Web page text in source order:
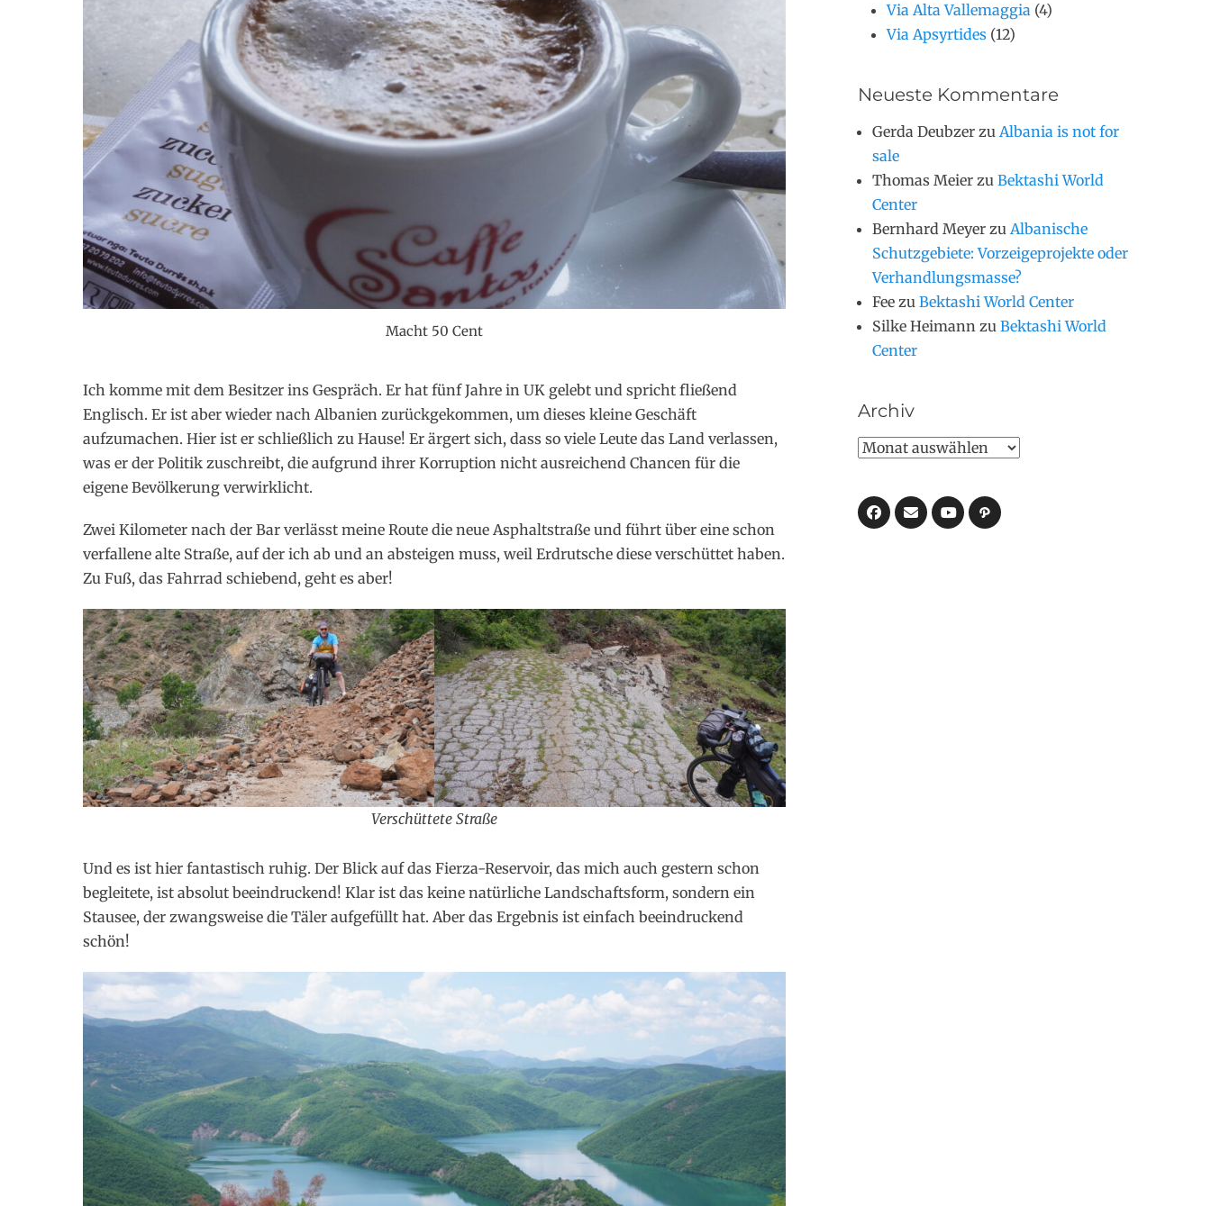
Macht 50 Cent
Ich komme mit dem Besitzer ins Gespräch. Er hat fünf Jahre in UK gelebt und spricht fließend
Englisch. Er ist aber wieder nach Albanien zurückgekommen, um dieses kleine Geschäft
aufzumachen. Hier ist er schließlich zu Hause! Er ärgert sich, dass so viele Leute das Land verlassen,
was er der Politik zuschreibt, die aufgrund ihrer Korruption nicht ausreichend Chancen für die
eigene Bevölkerung verwirklicht.
Zwei Kilometer nach der Bar verlässt meine Route die neue Asphaltstraße und führt über eine schon
verfallene alte Straße, auf der ich ab und an absteigen muss, weil Erdrutsche diese verschüttet haben.
Zu Fuß, das Fahrrad schiebend, geht es aber!
Verschüttete Straße
Und es ist hier fantastisch ruhig. Der Blick auf das Fierza-Reservoir, das mich auch gestern schon
begleitete, ist absolut beeindruckend! Klar ist das keine natürliche Landschaftsform, sondern ein
Stausee, der zwangsweise die Täler aufgefüllt hat. Aber das Ergebnis ist einfach beeindruckend
schön!
Via Alta Vallemaggia (4)
Via Apsyrtides (12)
Neueste Kommentare
Gerda Deubzer zu Albania is not for
sale
Thomas Meier zu Bektashi World
Center
Bernhard Meyer zu Albanische
Schutzgebiete: Vorzeigeprojekte oder
Verhandlungsmasse?
Fee zu Bektashi World Center
Silke Heimann zu Bektashi World
Center
Archiv
Archiv
Facebook
E-
MailYouTube
Pfad